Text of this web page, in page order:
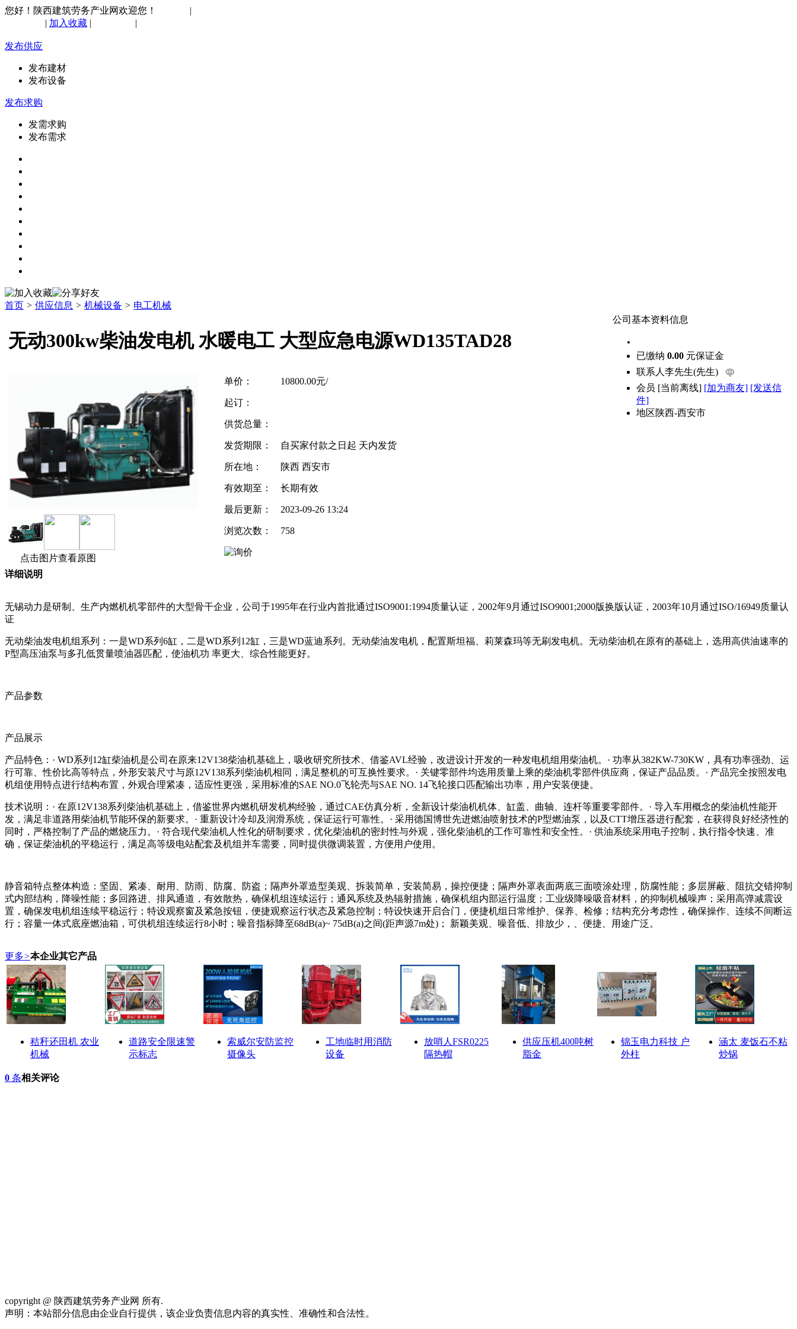
您好！陕西建筑劳务产业网欢迎您！ |
| 加入收藏 | |
发布供应
发布建材
发布设备
发布求购
发需求购
发布需求
首页 > 供应信息 > 机械设备 > 电工机械
无动300kw柴油发电机 水暖电工 大型应急电源WD135TAD28
点击图片查看原图
单价： 10800.00元/
起订：
供货总量：
发货期限： 自买家付款之日起 天内发货
所在地： 陕西 西安市
有效期至： 长期有效
最后更新： 2023-09-26 13:24
浏览次数： 758
公司基本资料信息
已缴纳 0.00 元保证金
联系人 李先生(先生)
会员 [当前离线] [加为商友] [发送信
件]
地区陕西-西安市
详细说明
无锡动力是研制、生产内燃机机零部件的大型骨干企业，公司于1995年在行业内首批通过ISO9001:1994质量认证，2002年9月通过ISO9001;2000版换版认证，2003年10月通过ISO/16949质量认
证
无动柴油发电机组系列：一是WD系列6缸，二是WD系列12缸，三是WD蓝迪系列。无动柴油发电机，配置斯坦福、莉莱森玛等无刷发电机。无动柴油机在原有的基础上，选用高供油速率的
P型高压油泵与多孔低贯量喷油器匹配，使油机功 率更大、综合性能更好。
产品参数
产品展示
产品特色：· WD系列12缸柴油机是公司在原来12V138柴油机基础上，吸收研究所技术、借鉴AVL经验，改进设计开发的一种发电机组用柴油机。· 功率从382KW-730KW，具有功率强劲、运
行可靠、性价比高等特点，外形安装尺寸与原12V138系列柴油机相同，满足整机的可互换性要求。· 关键零部件均选用质量上乘的柴油机零部件供应商，保证产品品质。· 产品完全按照发电
机组使用特点进行结构布置，外观合理紧凑，适应性更强，采用标准的SAE NO.0飞轮壳与SAE NO. 14飞轮接口匹配输出功率，用户安装便捷。
技术说明：· 在原12V138系列柴油机基础上，借鉴世界内燃机研发机构经验，通过CAE仿真分析，全新设计柴油机机体、缸盖、曲轴、连杆等重要零部件。· 导入车用概念的柴油机性能开
发，满足非道路用柴油机节能环保的新要求。· 重新设计冷却及润滑系统，保证运行可靠性。· 采用德国博世先进燃油喷射技术的P型燃油泵，以及CTT增压器进行配套，在获得良好经济性的
同时，严格控制了产品的燃烧压力。· 符合现代柴油机人性化的研制要求，优化柴油机的密封性与外观，强化柴油机的工作可靠性和安全性。· 供油系统采用电子控制，执行指令快速、准
确，保证柴油机的平稳运行，满足高等级电站配套及机组并车需要，同时提供微调装置，方便用户使用。
静音箱特点整体构造：坚固、紧凑、耐用、防雨、防腐、防盗；隔声外罩造型美观、拆装简单，安装简易，操控便捷；隔声外罩表面两底三面喷涂处理，防腐性能；多层屏蔽、阻抗交错抑制
式内部结构，降噪性能；多回路进、排风通道，有效散热，确保机组连续运行；通风系统及热辐射措施，确保机组内部运行温度；工业级降噪吸音材料，的抑制机械噪声；采用高弹减震设
置，确保发电机组连续平稳运行；特设观察窗及紧急按钮，便捷观察运行状态及紧急控制；特设快速开启合门，便捷机组日常维护、保养、检修；结构充分考虑性，确保操作、连续不间断运
行；容量一体式底座燃油箱，可供机组连续运行8小时；噪音指标降至68dB(a)~ 75dB(a)之间(距声源7m处)； 新颖美观、噪音低、排放少，、便捷、用途广泛。
更多>本企业其它产品
秸秆还田机 农业
机械
道路安全限速警
示标志
索威尔安防监控
摄像头
工地临时用消防
设备
放哨人FSR0225
隔热帽
供应压机400吨树
脂金
锦玉电力科技 户
外柱
涵太 麦饭石不粘
炒锅
0 条相关评论
copyright @ 陕西建筑劳务产业网 所有.
声明：本站部分信息由企业自行提供，该企业负责信息内容的真实性、准确性和合法性。